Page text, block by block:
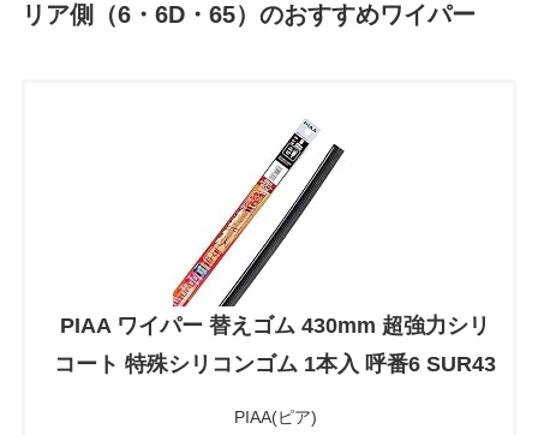
リア側（6・6D・65）のおすすめワイパー
PIAA ワイパー 替えゴム 430mm 超強力シリ
コート 特殊シリコンゴム 1本入 呼番6 SUR43
PIAA(ピア)